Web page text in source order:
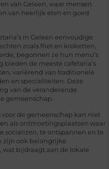
van Geleen, waar mensen
van heerlijk eten en goed
in Geleen eenvoudige
zoals friet en kroketten,
begonnen ze hun menu’s
bieden de meeste cafetaria’s
variërend van traditionele
en specialiteiten. Deze
van de veranderende
gemeenschap.
voor de gemeenschap kan niet
als ontmoetingsplaatsen waar
socializen, te ontspannen en te
zijn ook belangrijke
wat bijdraagt aan de lokale